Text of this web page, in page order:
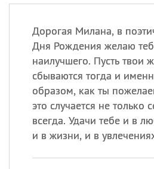
Дорогая Милана, в
Дня Рождения желаю
наилучшего. Пусть твои
сбываются тогда и
образом, как ты
это случается не только
всегда. Удачи тебе и в
и в жизни, и в